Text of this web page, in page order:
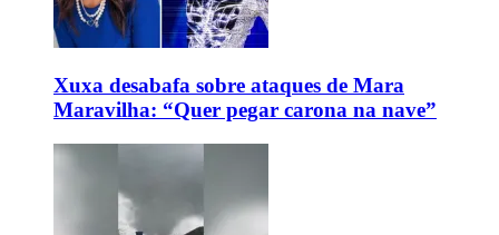
Xuxa desabafa sobre ataques de Mara
Maravilha: “Quer pegar carona na nave”